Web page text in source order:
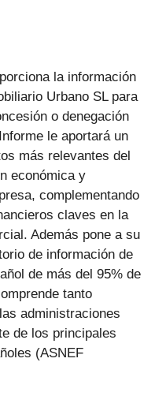
la información
Urbano SL para
o denegación
le aportará un
más relevantes del
económica y
complementando
claves en la
Además pone a su
de información de
de más del 95% de
tanto
administraciones
de los principales
(ASNEF